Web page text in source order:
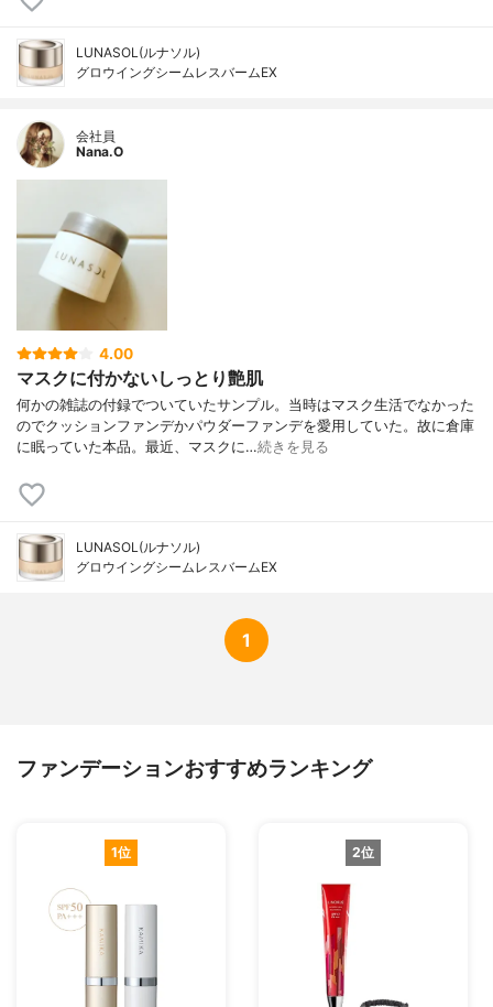
LUNASOL(ルナソル)
グロウイングシームレスバームEX
会社員
Nana.O
4.00
マスクに付かないしっとり艶肌
何かの雑誌の付録でついていたサンプル。当時はマスク生活でなかった
のでクッションファンデかパウダーファンデを愛用していた。故に倉庫
に眠っていた本品。最近、マスクに…続きを見る
LUNASOL(ルナソル)
グロウイングシームレスバームEX
1
ファンデーションおすすめランキング
1位 2位